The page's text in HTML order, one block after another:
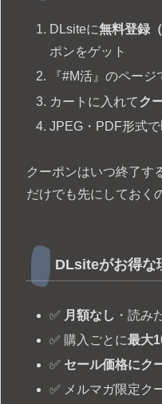
DLsiteに無料登録
ポンをゲット
『#M活』のページ
カートに入れてク
JPEG・PDF形式で
クーポンはいつ終了す
だけでも先にしておく
DLsiteがお得な
✅ 月額なし ・読み
✅ 購入ごとに最大
✅ セール価格にク
✅ メルマガ限定ク